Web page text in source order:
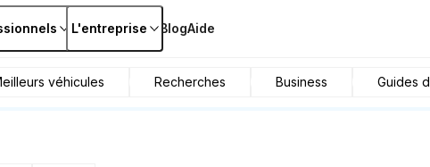
L'entreprise BlogAide
véhicules Recherches Business Guides